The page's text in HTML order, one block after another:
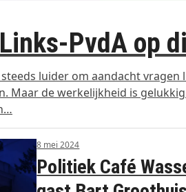
PvdA op
luider om aandacht
Maar de werkelijkheid is
8 mei 2024
Politiek Café